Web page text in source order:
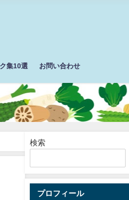
集10選 お問い合わせ
検索
プロフィール